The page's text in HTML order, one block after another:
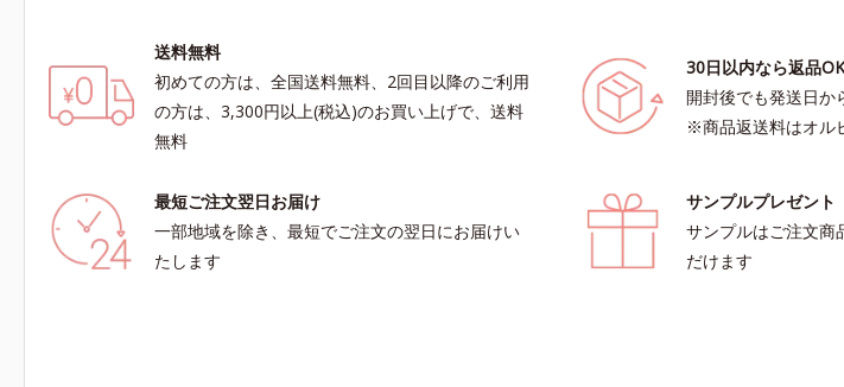
送料無料
初めての方は、全国送料無料、2回目以降のご利用
の方は、3,300円以上(税込)のお買い上げで、送料
無料
30日以内なら返品
開封後でも発送日か
※商品返送料はオル
最短ご注文翌日お届け
一部地域を除き、最短でご注文の翌日にお届けい
たします
サンプルプレゼント
サンプルはご注文商
だけます